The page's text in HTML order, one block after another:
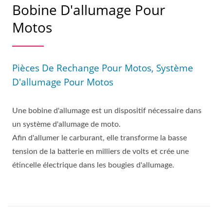
Bobine D'allumage Pour
Motos
Pièces De Rechange Pour Motos, Système
D'allumage Pour Motos
Une bobine d'allumage est un dispositif nécessaire dans
un système d'allumage de moto.
Afin d'allumer le carburant, elle transforme la basse
tension de la batterie en milliers de volts et crée une
étincelle électrique dans les bougies d'allumage.